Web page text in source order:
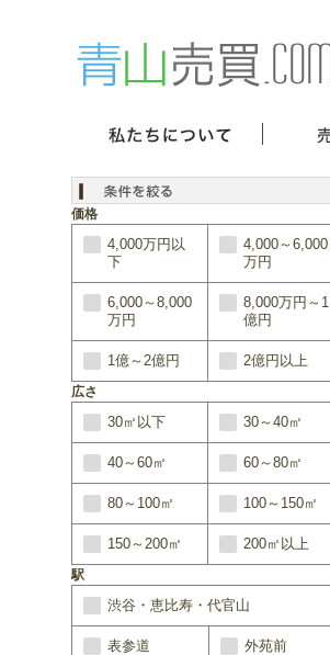
価格
4,000万円以
下
4,000～6,000
万円
6,000～8,000
万円
8,000万円～1
億円
1億～2億円 2億円以上
広さ
30㎡以下 30～40㎡
40～60㎡ 60～80㎡
80～100㎡ 100～150㎡
150～200㎡ 200㎡以上
駅
渋谷・恵比寿・代官山
表参道 外苑前